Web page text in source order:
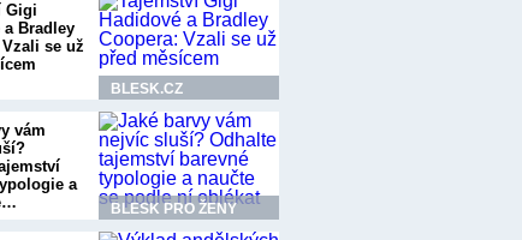
Gigi
a Bradley
se už
BLESK.CZ
vám
a
BLESK PRO ŽENY